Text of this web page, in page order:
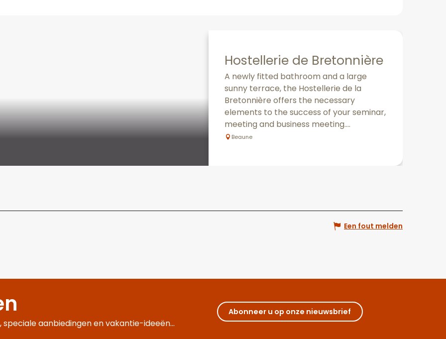
Hostellerie de Bretonnière
A newly fitted bathroom and a large
sunny terrace, the Hostellerie de la
Bretonnière offers the necessary
elements to the success of your seminar,
meeting and business meeting....
Beaune
Een fout melden
aanbiedingen en vakantie-ideeën...
Abonneer u op onze nieuwsbrief